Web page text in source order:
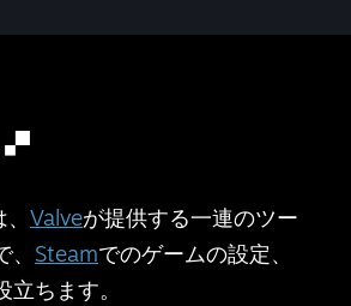
Valveが提供する一連のツー
Steamでのゲームの設定、
ちます。